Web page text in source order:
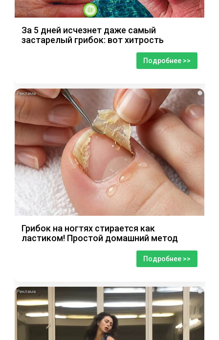
За 5 дней исчезнет даже самый
застарелый грибок: вот хитрость
Подробнее >>
i
Грибок на ногтях стирается как
ластиком! Простой домашний метод
Подробнее >>
i